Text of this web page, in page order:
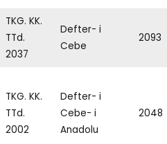
TKG. KK.
TTd.
2037
Defter- i
Cebe
2093
TKG. KK.
TTd.
2002
Defter- i
Cebe- i
Anadolu
2048